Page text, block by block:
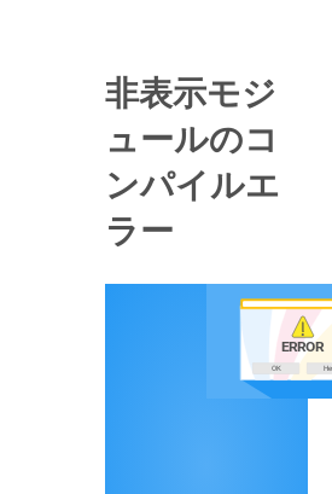
非表示モジ
ュールのコ
ンパイルエ
ラー